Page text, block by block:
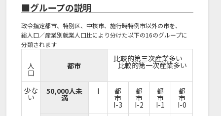
■グループの説明
政令指定都市、特別区、中核市、施行時特例市以外の市を、
総人口／産業別就業人口比により分けた以下の16のグループに
分類されます
人
口
都市
比較的第三次産業多い
比較的第一次産業多い
少な
い
50,000人未
満
I 都
市
I-3
都
市
I-2
都
市
I-1
都
市
I-0